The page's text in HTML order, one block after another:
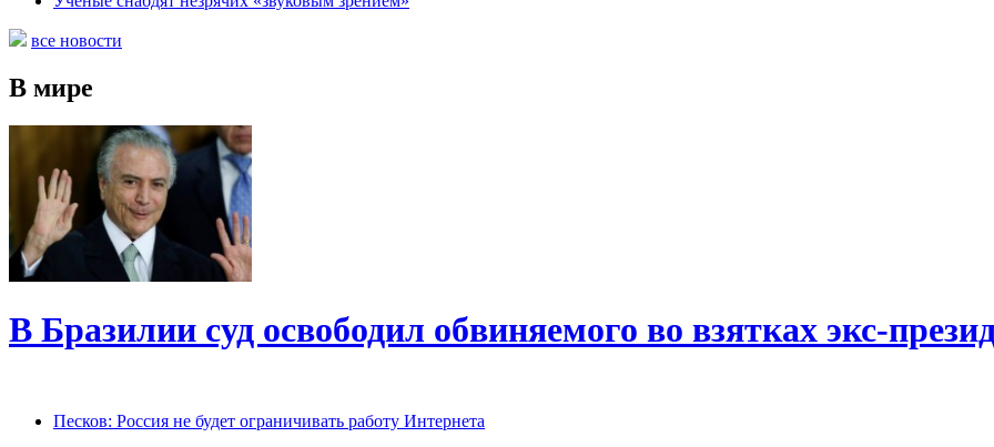
все новости
В мире
В Бразилии суд освободил обвиняемого во взятках экс-
Песков: Россия не будет ограничивать работу Интернета